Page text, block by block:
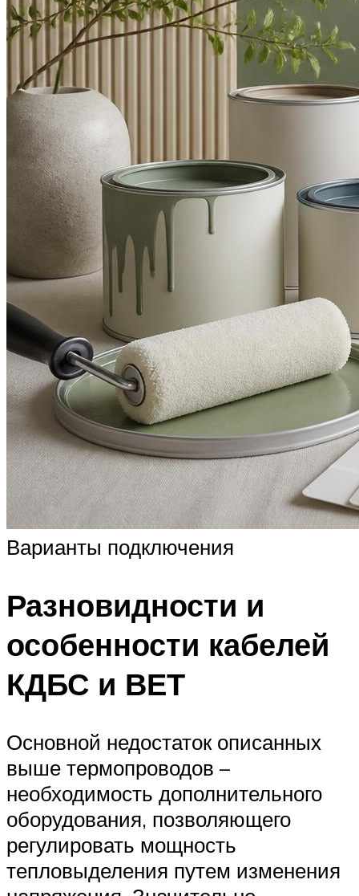
Варианты подключения
Разновидности и
особенности кабелей
КДБС и ВЕТ
Основной недостаток описанных
выше термопроводов –
необходимость дополнительного
оборудования, позволяющего
регулировать мощность
тепловыделения путем изменения